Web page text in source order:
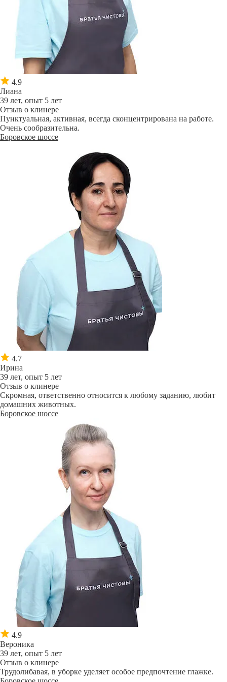
4.9
Лиана
39 лет, опыт 5 лет
Отзыв о клинере
Пунктуальная, активная, всегда сконцентрирована на работе.
Очень сообразительна.
Боровское шоссе
4.7
Ирина
39 лет, опыт 5 лет
Отзыв о клинере
Скромная, ответственно относится к любому заданию, любит
домашних животных.
Боровское шоссе
4.9
Вероника
39 лет, опыт 5 лет
Отзыв о клинере
Трудолибавая, в уборке уделяет особое предпочтение глажке.